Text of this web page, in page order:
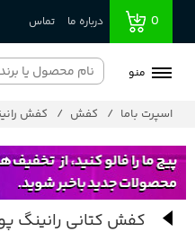
0 درباره ما تماس
منو
اسپرت باما کفش کفش